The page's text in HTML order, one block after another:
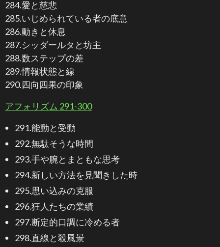
284.愛と慈悲
285.いじめられている者の底意
286.動きと休息
287.シッダールタと坊主
288.数ステップの差
289.情報状態と線
290.四向四果の印象
アフォリズム 291-300
291.能動と受動
292.無駄そうな時間
293.手や腕とまともな思考
294.新しい方法を見聞きした時
295.思い込みの克服
296.狂人たちの業績
297.断定的口調に冷める者
298.直線と殺風景